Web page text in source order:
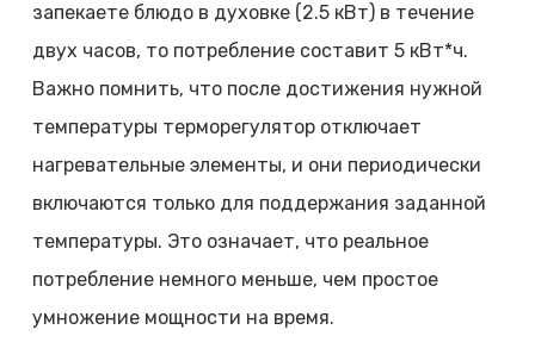
запекаете блюдо в духовке (2.5 кВт) в течение
двух часов, то потребление составит 5 кВт*ч.
Важно помнить, что после достижения нужной
температуры терморегулятор отключает
нагревательные элементы, и они периодически
включаются только для поддержания заданной
температуры. Это означает, что реальное
потребление немного меньше, чем простое
умножение мощности на время.